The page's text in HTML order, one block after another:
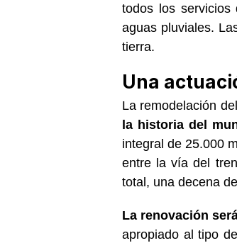
todos los
aguas pluviales.
tierra.
Una
La remodelación
la historia del
integral de 25.000
entre la vía del
total, una decena
La renovación
apropiado al tipo